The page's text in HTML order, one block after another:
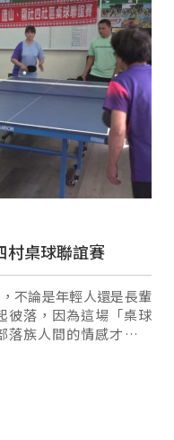
村桌球聯誼賽
不論是年輕人還是長輩
彼落，因為這場「桌球
族人間的情感才是目